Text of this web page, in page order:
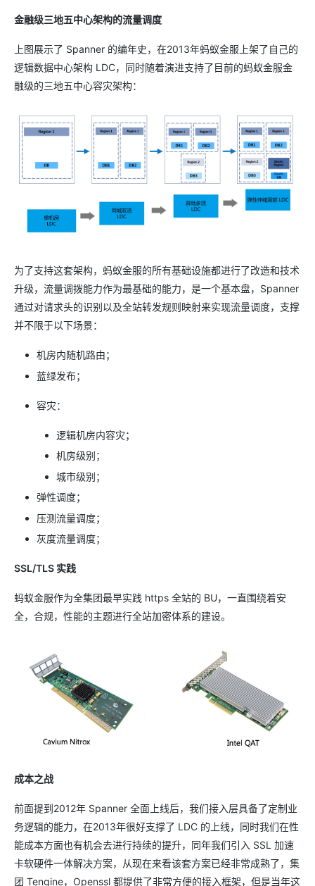
金融级三地五中心架构的流量调度
上图展示了 Spanner 的编年史，在2013年蚂蚁金服上架了自己的
逻辑数据中心架构 LDC，同时随着演进支持了目前的蚂蚁金服金
融级的三地五中心容灾架构：
为了支持这套架构，蚂蚁金服的所有基础设施都进行了改造和技术
升级，流量调拨能力作为最基础的能力，是一个基本盘，Spanner
通过对请求头的识别以及全站转发规则映射来实现流量调度，支撑
并不限于以下场景：
机房内随机路由；
蓝绿发布；
容灾：
逻辑机房内容灾；
机房级别；
城市级别；
弹性调度；
压测流量调度；
灰度流量调度；
SSL/TLS 实践
蚂蚁金服作为全集团最早实践 https 全站的 BU，一直围绕着安
全，合规，性能的主题进行全站加密体系的建设。
成本之战
前面提到2012年 Spanner 全面上线后，我们接入层具备了定制业
务逻辑的能力，在2013年很好支撑了 LDC 的上线，同时我们在性
能成本方面也有机会去进行持续的提升，同年我们引入 SSL 加速
卡软硬件一体解决方案，从现在来看该套方案已经非常成熟了，集
团 Tengine，Openssl 都提供了非常方便的接入框架，但是当年这